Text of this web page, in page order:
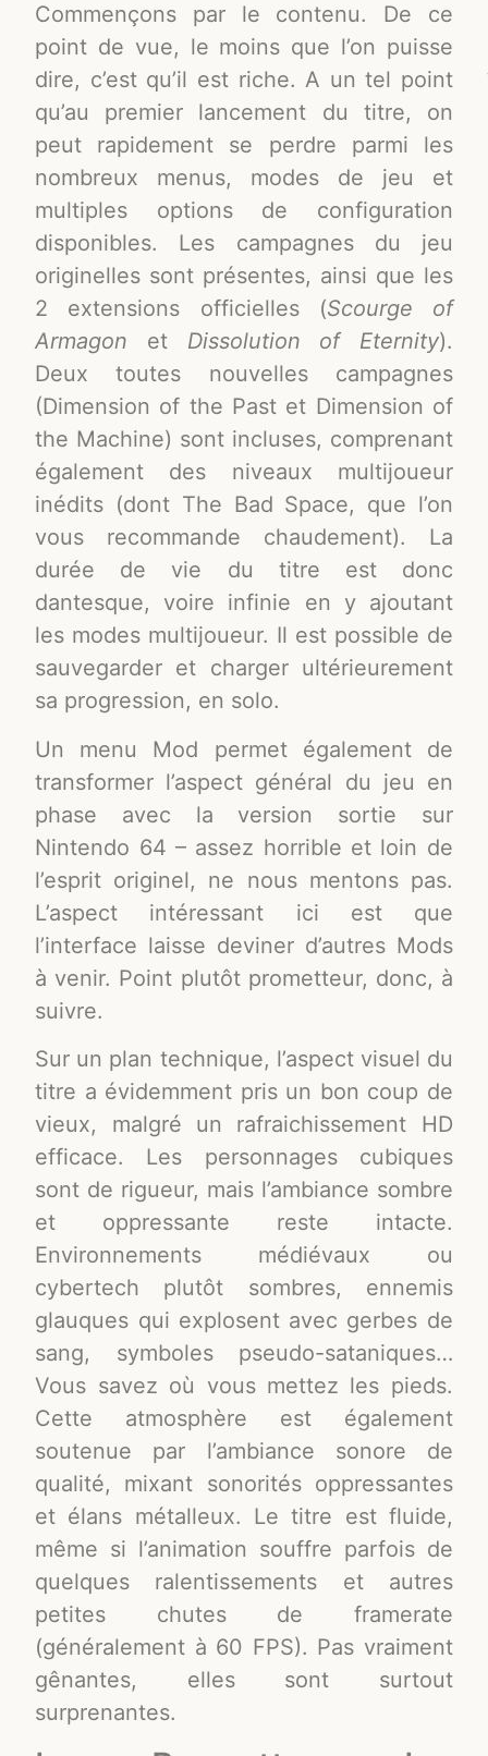
Commençons par le contenu. De ce
point de vue, le moins que l’on puisse
dire, c’est qu’il est riche. A un tel point
qu’au premier lancement du titre, on
peut rapidement se perdre parmi les
nombreux menus, modes de jeu et
multiples options de configuration
disponibles. Les campagnes du jeu
originelles sont présentes, ainsi que les
2 extensions officielles (Scourge of
Armagon etDissolution of Eternity).
Deux toutes nouvelles campagnes
(Dimension of the Past et Dimension of
the Machine) sont incluses, comprenant
également des niveaux multijoueur
inédits (dont The Bad Space, que l’on
vous recommande chaudement). La
durée de vie du titre est donc
dantesque, voire infinie en y ajoutant
les modes multijoueur. Il est possible de
sauvegarder et charger ultérieurement
sa progression, en solo.
Un menu Mod permet également de
transformer l’aspect général du jeu en
phase avec la version sortie sur
Nintendo 64 – assez horrible et loin de
l’esprit originel, ne nous mentons pas.
L’aspect intéressant ici est que
l’interface laisse deviner d’autres Mods
à venir. Point plutôt prometteur, donc, à
suivre.
Sur un plan technique, l’aspect visuel du
titre a évidemment pris un bon coup de
vieux, malgré un rafraichissement HD
efficace. Les personnages cubiques
sont de rigueur, mais l’ambiance sombre
et oppressante reste intacte.
Environnements médiévaux ou
cybertech plutôt sombres, ennemis
glauques qui explosent avec gerbes de
sang, symboles pseudo-sataniques…
Vous savez où vous mettez les pieds.
Cette atmosphère est également
soutenue par l’ambiance sonore de
qualité, mixant sonorités oppressantes
et élans métalleux. Le titre est fluide,
même si l’animation souffre parfois de
quelques ralentissements et autres
petites chutes de framerate
(généralement à 60 FPS). Pas vraiment
gênantes, elles sont surtout
surprenantes.